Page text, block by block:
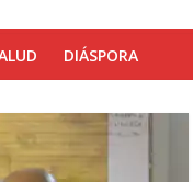
DIÁSPORA